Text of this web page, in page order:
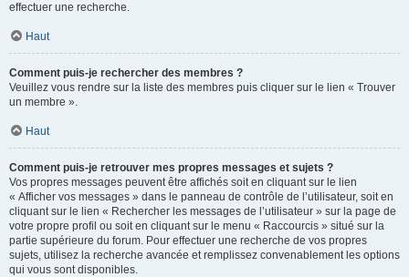
effectuer une recherche.
Haut
Comment puis-je rechercher des membres ?
Veuillez vous rendre sur la liste des membres puis cliquer sur le lien « Trouver
un membre ».
Haut
Comment puis-je retrouver mes propres messages et sujets ?
Vos propres messages peuvent être affichés soit en cliquant sur le lien
« Afficher vos messages » dans le panneau de contrôle de l’utilisateur, soit en
cliquant sur le lien « Rechercher les messages de l’utilisateur » sur la page de
votre propre profil ou soit en cliquant sur le menu « Raccourcis » situé sur la
partie supérieure du forum. Pour effectuer une recherche de vos propres
sujets, utilisez la recherche avancée et remplissez convenablement les options
qui vous sont disponibles.